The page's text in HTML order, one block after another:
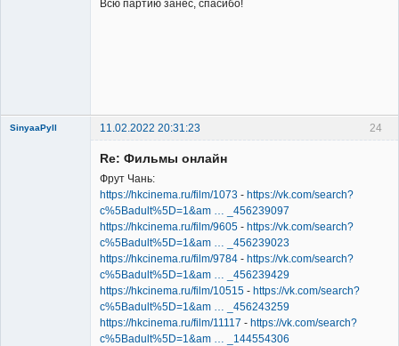
Всю партию занес, спасибо!
24
SinyaaPyll 11.02.2022 20:31:23
Re: Фильмы онлайн
Фрут Чань:
https://hkcinema.ru/film/1073 - https://vk.com/search?
c%5Badult%5D=1&am … _456239097
https://hkcinema.ru/film/9605 - https://vk.com/search?
c%5Badult%5D=1&am … _456239023
https://hkcinema.ru/film/9784 - https://vk.com/search?
c%5Badult%5D=1&am … _456239429
https://hkcinema.ru/film/10515 - https://vk.com/search?
c%5Badult%5D=1&am … _456243259
https://hkcinema.ru/film/11117 - https://vk.com/search?
c%5Badult%5D=1&am … _144554306